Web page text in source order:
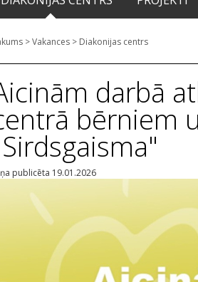
>Vakances > Diakonijas centrs
darbā
bērniem
publicēta 19.01.2026